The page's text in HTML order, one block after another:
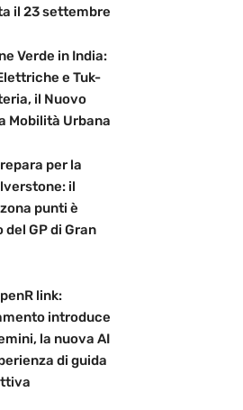
il 23 settembre
Verde in India:
e Tuk-
il Nuovo
Mobilità Urbana
per la
il
punti è
del GP di Gran
link:
introduce
la nuova AI
di guida